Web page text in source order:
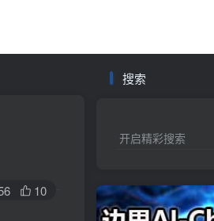
10
搜索
开启精彩搜索